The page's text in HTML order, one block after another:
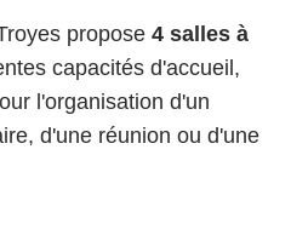
propose 4 salles à
capacités d'accueil,
l'organisation d'un
d'une réunion ou d'une